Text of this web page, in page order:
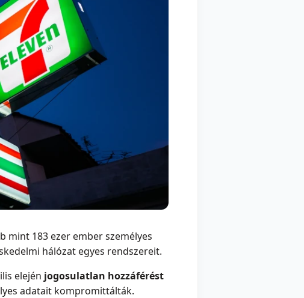
mint 183 ezer ember személyes
hálózat egyes rendszereit.
elején jogosulatlan hozzáférést
adatait kompromittálták.